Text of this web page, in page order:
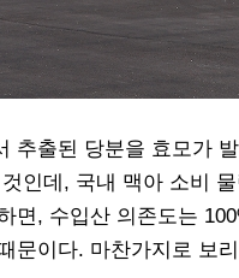
추출된 당분을 효모가
인데, 국내 맥아 소비
면, 수입산 의존도는
문이다. 마찬가지로 보